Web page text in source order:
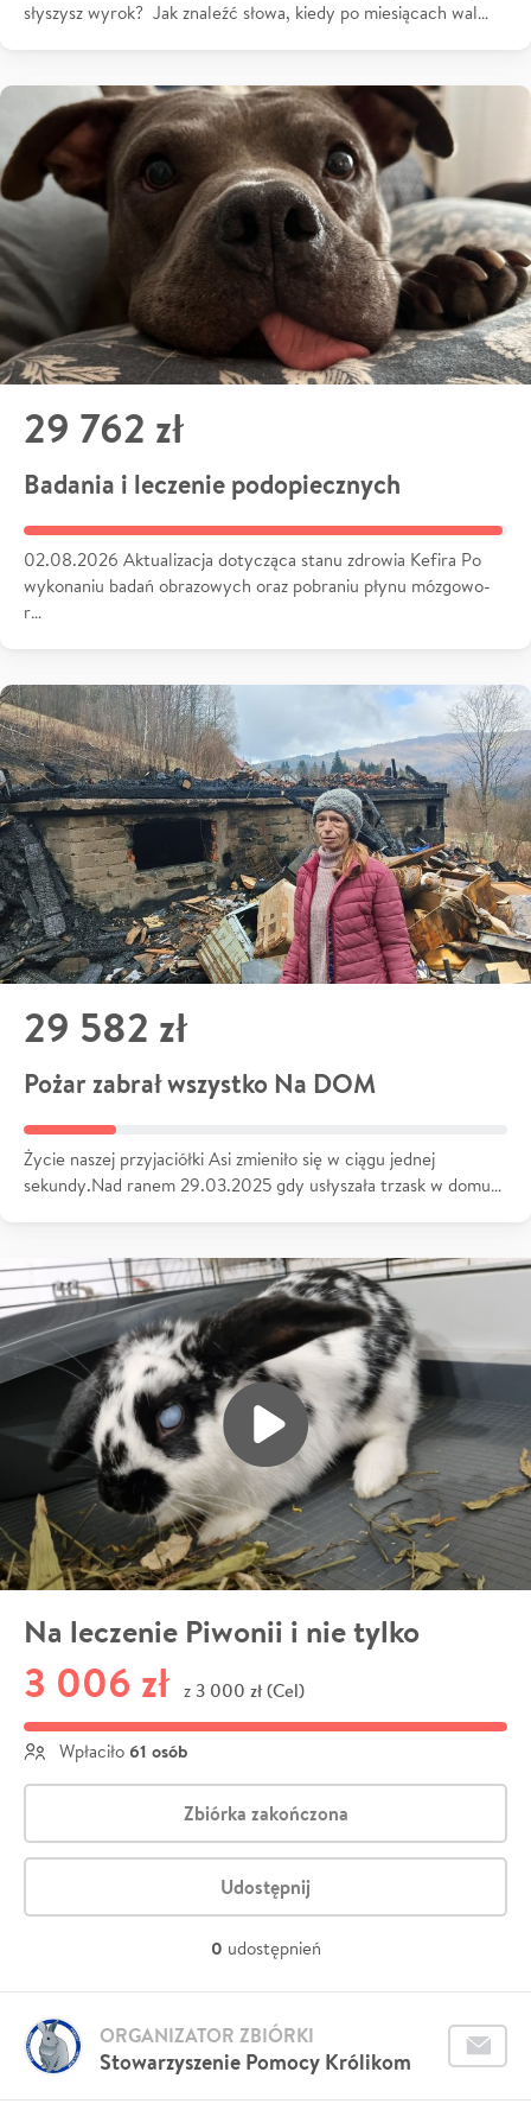
słyszysz wyrok? Jak znaleźć słowa, kiedy po miesiącach wal…
29 762 zł
Badania i leczenie podopiecznych
02.08.2026 Aktualizacja dotycząca stanu zdrowia Kefira Po
wykonaniu badań obrazowych oraz pobraniu płynu mózgowo-
r…
29 582 zł
Pożar zabrał wszystko Na DOM
Życie naszej przyjaciółki Asi zmieniło się w ciągu jednej
sekundy.Nad ranem 29.03.2025 gdy usłyszała trzask w domu…
Na leczenie Piwonii i nie tylko
3 006 zł z 3 000 zł (Cel)
Wpłaciło 61 osób
Zbiórka zakończona
Udostępnij
0 udostępnień
Stowarzyszenie Pomocy Królikom
ORGANIZATOR ZBIÓRKI